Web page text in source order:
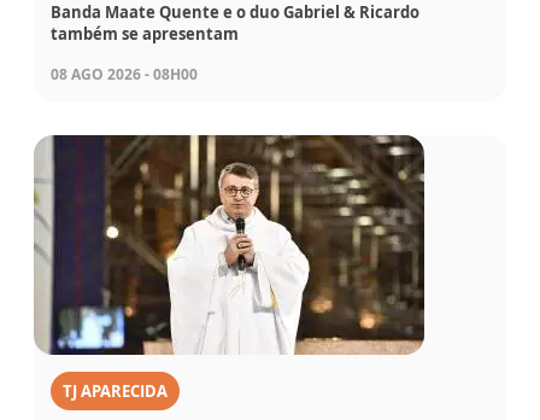
Banda Maate Quente e o duo Gabriel & Ricardo
também se apresentam
08 AGO 2026 - 08H00
TJ APARECIDA